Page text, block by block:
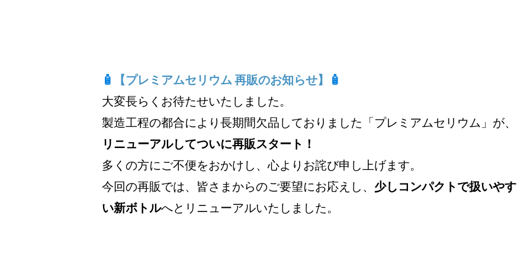
🧴 【プレミアムセリウム 再販のお知らせ】
🧴
大変長らくお待たせいたしました。
製造工程の都合により長期間欠品しておりました「プレミアムセリウム」が、
リニューアルしてついに再販スタート！
多くの方にご不便をおかけし、心よりお詫び申し上げます。
今回の再販では、皆さまからのご要望にお応えし、 少しコンパクトで扱いやす
い新ボトルへとリニューアルいたしました。